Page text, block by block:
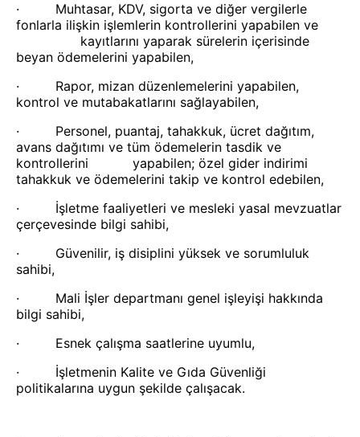
· Muhtasar, KDV, sigorta ve diğer vergilerle
fonlarla ilişkin işlemlerin kontrollerini yapabilen ve
kayıtlarını yaparak sürelerin içerisinde
beyan ödemelerini yapabilen,
· Rapor, mizan düzenlemelerini yapabilen,
kontrol ve mutabakatlarını sağlayabilen,
· Personel, puantaj, tahakkuk, ücret dağıtım,
avans dağıtımı ve tüm ödemelerin tasdik ve
kontrollerini yapabilen; özel gider indirimi
tahakkuk ve ödemelerini takip ve kontrol edebilen,
· İşletme faaliyetleri ve mesleki yasal mevzuatlar
çerçevesinde bilgi sahibi,
· Güvenilir, iş disiplini yüksek ve sorumluluk
sahibi,
· Mali İşler departmanı genel işleyişi hakkında
bilgi sahibi,
· Esnek çalışma saatlerine uyumlu,
· İşletmenin Kalite ve Gıda Güvenliği
politikalarına uygun şekilde çalışacak.